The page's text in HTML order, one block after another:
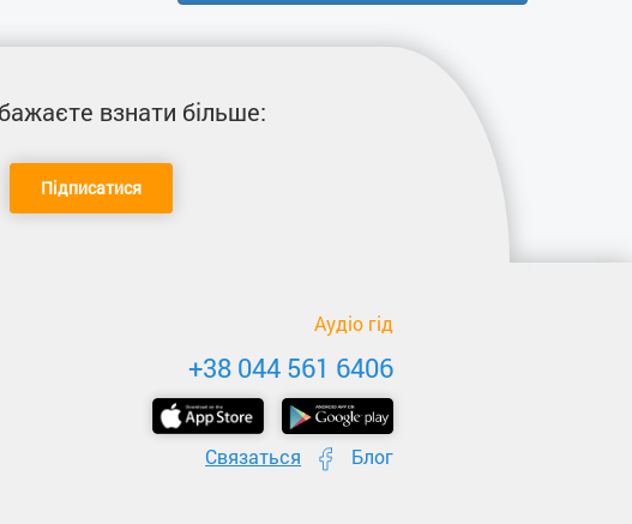
взнати більше:
Підписатися
Аудіо гід
+38 044 561 6406
Связаться Блог